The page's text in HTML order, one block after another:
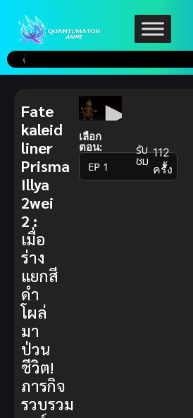
เลือก
ตอน:
▼
รับ
ชม 112
ครั้ง
Fate
kaleid
liner
Prisma
Illya
2wei
2 :
เมื่อ
ร่าง
แยกสี
ดำ
โผล่
มา
ป่วน
ชีวิต!
ภารกิจ
รวบรวม